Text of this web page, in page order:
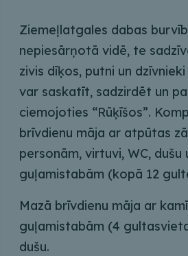
Ziemeļlatgales dabas
nepiesārņotā vidē, te
zivis dīķos, putni un
var saskatīt, sadzirdēt un
ciemojoties “Rūķīšos”.
brīvdienu māja ar atpūtas
personām, virtuvi, WC, dušu
guļamistabām (kopā 12
Mazā brīvdienu māja ar
guļamistabām (4
dušu.